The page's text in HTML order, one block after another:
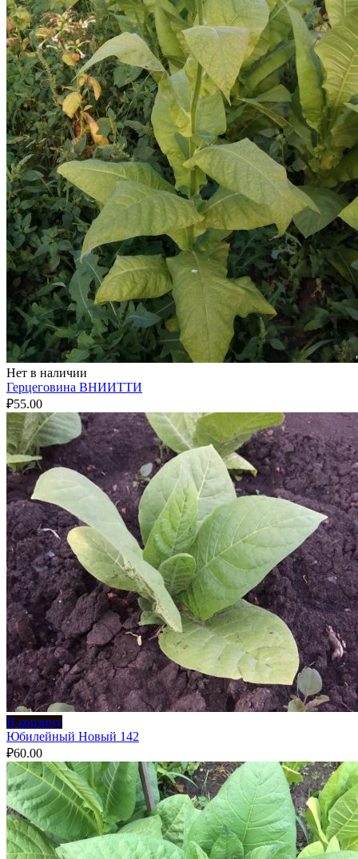
Нет в наличии
Герцеговина ВНИИТТИ
₽55.00
В корзину
Юбилейный Новый 142
₽60.00